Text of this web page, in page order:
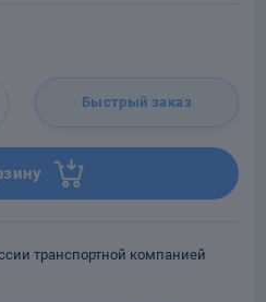
Быстрый заказ
транспортной компанией